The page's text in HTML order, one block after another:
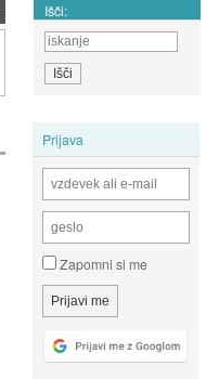
Išči:
Prijava
Zapomni si me